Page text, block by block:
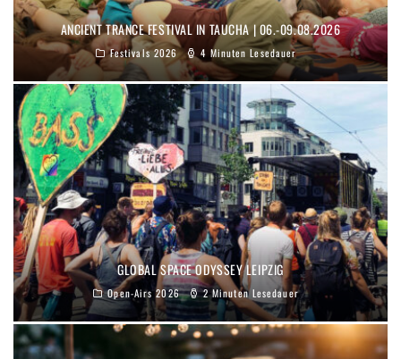
ANCIENT TRANCE FESTIVAL IN TAUCHA | 06.-09.08.2026
Festivals 2026 4 Minuten Lesedauer
GLOBAL SPACE ODYSSEY LEIPZIG
Open-Airs 2026 2 Minuten Lesedauer